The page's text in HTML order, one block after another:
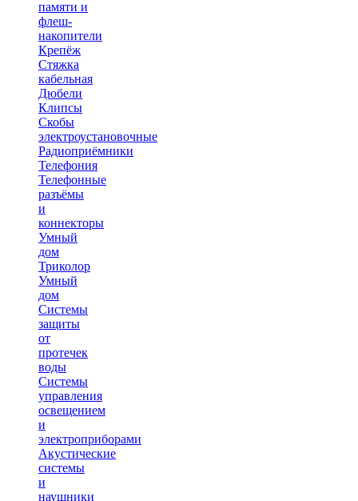
памяти и
флеш-
накопители
Крепёж
Стяжка
кабельная
Дюбели
Клипсы
Скобы
электроустановочные
Радиоприёмники
Телефония
Телефонные
разъёмы
и
коннекторы
Умный
дом
Триколор
Умный
дом
Системы
защиты
от
протечек
воды
Системы
управления
освещением
и
электроприборами
Акустические
системы
и
наушники